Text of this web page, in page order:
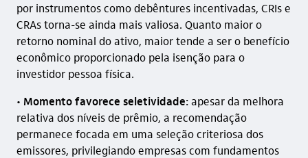
por instrumentos como debêntures incentivadas, CRIs e
CRAs torna-se ainda mais valiosa. Quanto maior o
retorno nominal do ativo, maior tende a ser o benefício
econômico proporcionado pela isenção para o
investidor pessoa física.
• Momento favorece seletividade:apesar da melhora
relativa dos níveis de prêmio, a recomendação
permanece focada em uma seleção criteriosa dos
emissores, privilegiando empresas com fundamentos